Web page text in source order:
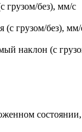
грузом/без), мм/с
(с грузом/без), мм/
наклон (с